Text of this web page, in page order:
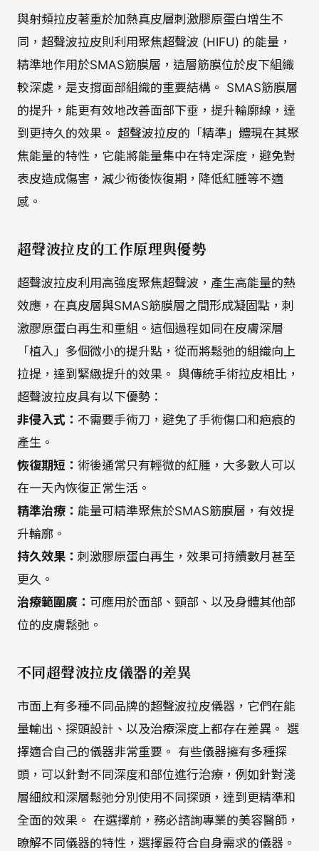
與射頻拉皮著重於加熱真皮層刺激膠原蛋白增生不
同，超聲波拉皮則利用聚焦超聲波 (HIFU) 的能量，
精準地作用於SMAS筋膜層，這層筋膜位於皮下組織
較深處，是支撐面部組織的重要結構。 SMAS筋膜層
的提升，能更有效地改善面部下垂，提升輪廓線，達
到更持久的效果。 超聲波拉皮的「精準」體現在其聚
焦能量的特性，它能將能量集中在特定深度，避免對
表皮造成傷害，減少術後恢復期，降低紅腫等不適
感。
超聲波拉皮的工作原理與優勢
超聲波拉皮利用高強度聚焦超聲波，產生高能量的熱
效應，在真皮層與SMAS筋膜層之間形成凝固點，刺
激膠原蛋白再生和重組。這個過程如同在皮膚深層
「植入」多個微小的提升點，從而將鬆弛的組織向上
拉提，達到緊緻提升的效果。 與傳統手術拉皮相比，
超聲波拉皮具有以下優勢：
非侵入式： 不需要手術刀，避免了手術傷口和疤痕的
產生。
恢復期短： 術後通常只有輕微的紅腫，大多數人可以
在一天內恢復正常生活。
精準治療： 能量可精準聚焦於SMAS筋膜層，有效提
升輪廓。
持久效果： 刺激膠原蛋白再生，效果可持續數月甚至
更久。
治療範圍廣： 可應用於面部、頸部、以及身體其他部
位的皮膚鬆弛。
不同超聲波拉皮儀器的差異
市面上有多種不同品牌的超聲波拉皮儀器，它們在能
量輸出、探頭設計、以及治療深度上都存在差異。 選
擇適合自己的儀器非常重要。 有些儀器擁有多種探
頭，可以針對不同深度和部位進行治療，例如針對淺
層細紋和深層鬆弛分別使用不同探頭，達到更精準和
全面的效果。 在選擇前，務必諮詢專業的美容醫師，
瞭解不同儀器的特性，選擇最符合自身需求的儀器。